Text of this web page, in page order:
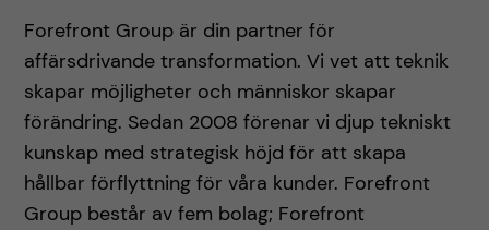
Forefront Group är din partner för
affärsdrivande transformation. Vi vet att teknik
skapar möjligheter och människor skapar
förändring. Sedan 2008 förenar vi djup tekniskt
kunskap med strategisk höjd för att skapa
hållbar förflyttning för våra kunder. Forefront
Group består av fem bolag; Forefront